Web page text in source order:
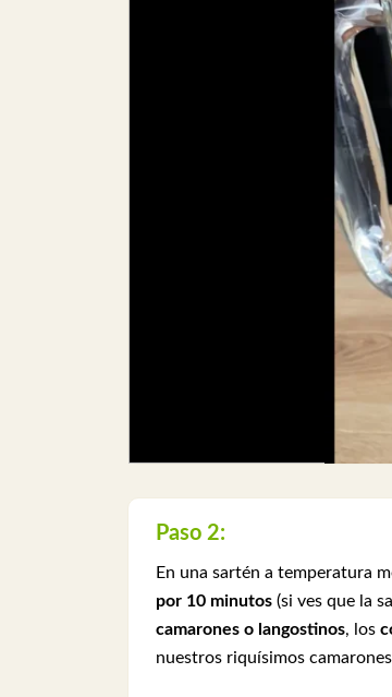
Paso 2:
En una sartén a temperatura
por 10 minutos (si ves que la
camarones o langostinos, los
nuestros riquísimos